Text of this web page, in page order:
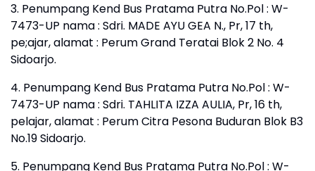
3. Penumpang Kend Bus Pratama Putra No.Pol : W-
7473-UP nama : Sdri. MADE AYU GEA N., Pr, 17 th,
pe;ajar, alamat : Perum Grand Teratai Blok 2 No. 4
Sidoarjo.
4. Penumpang Kend Bus Pratama Putra No.Pol : W-
7473-UP nama : Sdri. TAHLITA IZZA AULIA, Pr, 16 th,
pelajar, alamat : Perum Citra Pesona Buduran Blok B3
No.19 Sidoarjo.
5. Penumpang Kend Bus Pratama Putra No.Pol : W-